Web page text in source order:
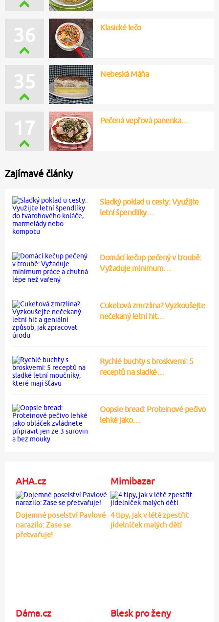
36 Klasické lečo
35 Nebeská Máňa
17 Pečená vepřová panenka…
Zajímavé články
Sladký poklad u cesty: Využijte
letní špendlíky…
Domácí kečup pečený v troubě:
Vyžaduje minimum…
Cuketová zmrzlina? Vyzkoušejte
nečekaný letní hit…
Rychlé buchty s broskvemi: 5
receptů na sladké…
Oopsie bread: Proteinové pečivo
lehké jako…
AHA.cz
Dojemné poselství Pavlové
narazilo: Zase se
přetvařuje!
Mimibazar
4 tipy, jak v létě zpestřit
jídelníček malých dětí
Dáma.cz Blesk pro ženy